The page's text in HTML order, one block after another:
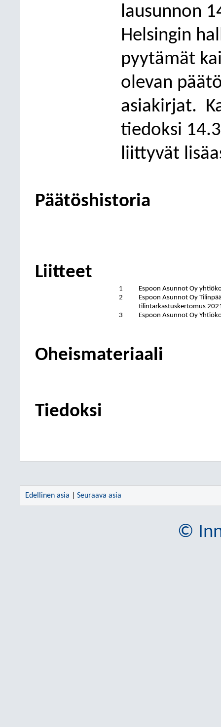
lausunnon
Helsingin
pyytämät
olevan
asiakirjat.
tiedoksi
liittyvät l
Päätöshistoria
Liitteet
1
Espoon Asunnot Oy
2
Espoon Asunnot Oy
tilintarkastuskertomus
3
Espoon Asunnot Oy
Oheismateriaali
Tiedoksi
Edellinen asia Seuraava asia
©